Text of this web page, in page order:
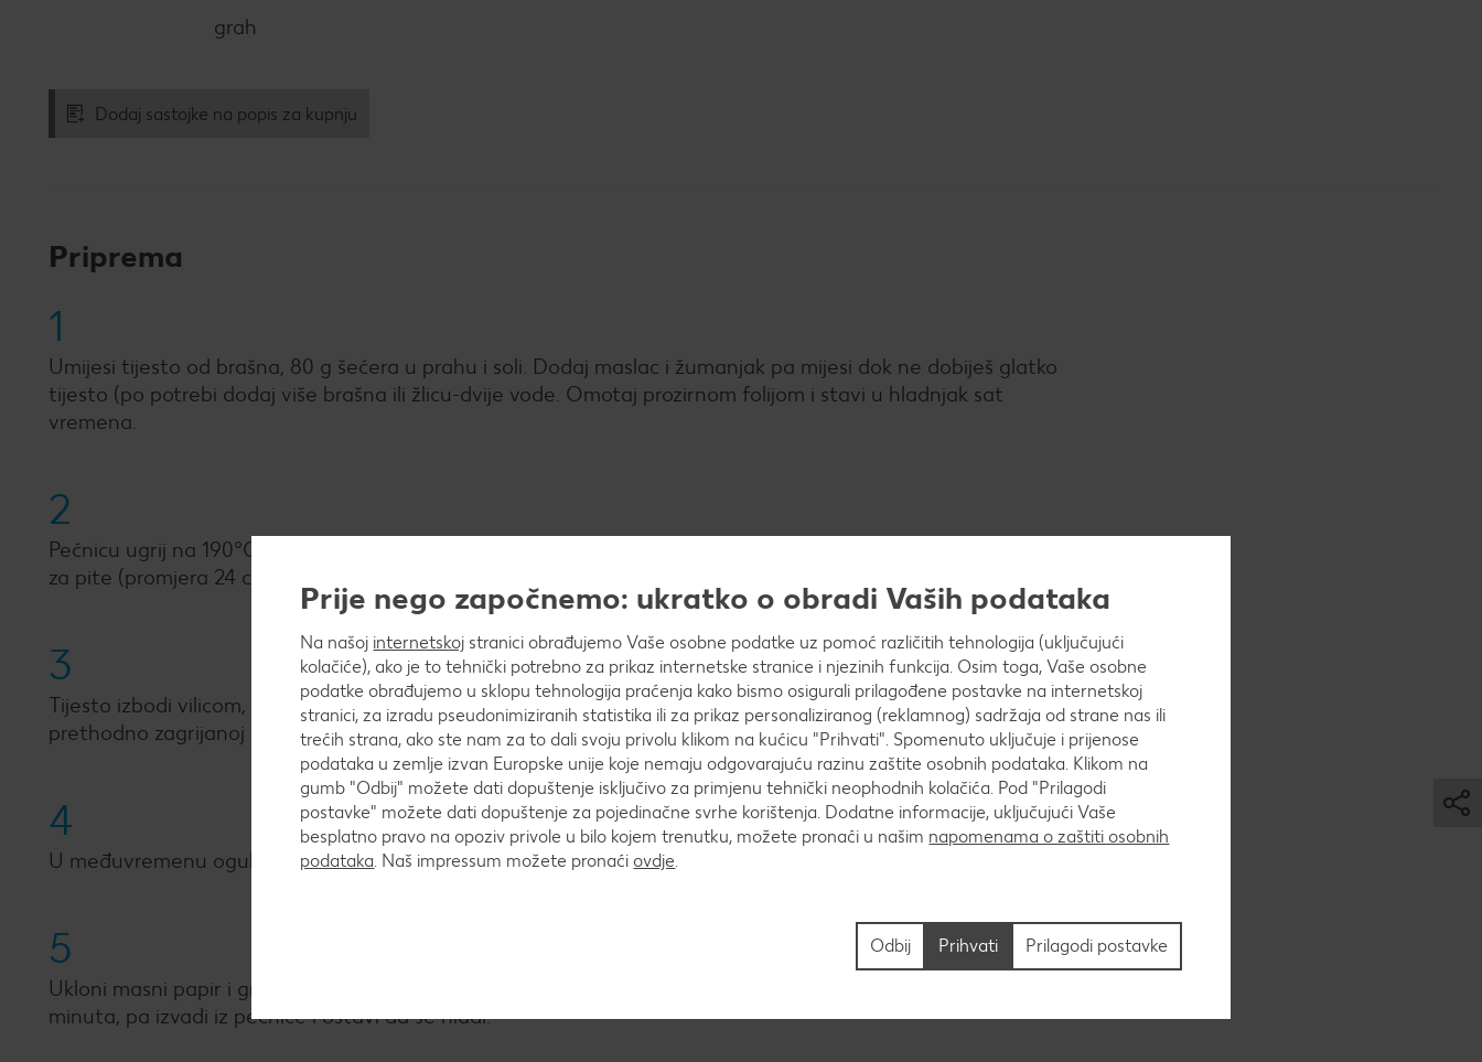
grah
Dodaj sastojke na popis za kupnju
Priprema
1
Umijesi tijesto od brašna, 80 g šećera u prahu i soli. Dodaj maslac i žumanjak pa mijesi dok ne dobiješ glatko
tijesto (po potrebi dodaj više brašna ili žlicu-dvije vode. Omotaj prozirnom folijom i stavi u hladnjak sat
vremena.
2
Pećnicu ugrij na 190°C. Radnu površinu pospi brašnom i tanko razvuci tijesto, a zatim njime obloži okrugli kalup
za pite (promjera 24 cm). Višak tijesta odreži oštrim nožem.
3
Tijesto izbodi vilicom, pokrij papirom za pečenje i na vrh stavi grah koji će poslužiti kao uteg.. Peci 15 minuta u
prethodno zagrijanoj pećnici.
4
U međuvremenu oguli jabuke i nareži ih na vrlo tanke kriške. Pomiješaj smeđi šećer, cimet i piment.
5
Ukloni masni papir i grah. Na pitu rasporedi kriške jabuke te prelij mješavinom šećera i začina. Peci još 25-30
minuta, pa izvadi iz pećnice i ostavi da se hladi.
Prije nego započnemo: ukratko o obradi Vaših podataka
Na našoj internetskoj stranici obrađujemo Vaše osobne podatke uz pomoć različitih tehnologija (uključujući
kolačiće), ako je to tehnički potrebno za prikaz internetske stranice i njezinih funkcija. Osim toga, Vaše osobne
podatke obrađujemo u sklopu tehnologija praćenja kako bismo osigurali prilagođene postavke na internetskoj
stranici, za izradu pseudonimiziranih statistika ili za prikaz personaliziranog (reklamnog) sadržaja od strane nas ili
trećih strana, ako ste nam za to dali svoju privolu klikom na kućicu "Prihvati". Spomenuto uključuje i prijenose
podataka u zemlje izvan Europske unije koje nemaju odgovarajuću razinu zaštite osobnih podataka. Klikom na
gumb "Odbij" možete dati dopuštenje isključivo za primjenu tehnički neophodnih kolačića. Pod "Prilagodi
postavke" možete dati dopuštenje za pojedinačne svrhe korištenja. Dodatne informacije, uključujući Vaše
besplatno pravo na opoziv privole u bilo kojem trenutku, možete pronaći u našim napomenama o zaštiti osobnih
podataka . Naš impressum možete pronaći ovdje
Prilagodi postavke
Odbij Prihvati